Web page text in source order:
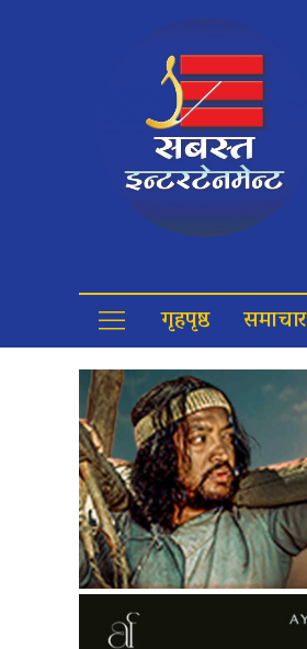
गृहपृष्ठ समाचार